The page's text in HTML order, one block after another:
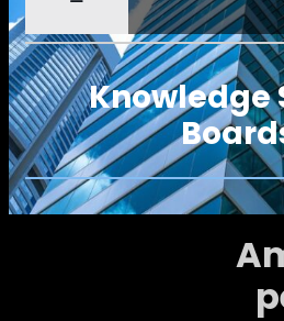
Knowledge